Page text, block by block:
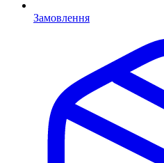
Замовлення